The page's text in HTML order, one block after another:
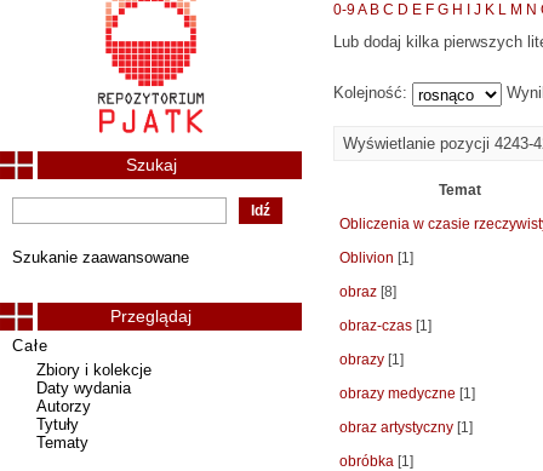
0-9A B C D E F G H J K L M N
Lub dodaj kilka pierwszych
Kolejność:
Wyświetlanie pozycji 4243-
Temat
Obliczenia w czasie
Oblivion [1]
obraz [8]
obraz-czas [1]
obrazy [1]
obrazy medyczne [1]
obraz artystyczny [1]
obróbka [1]
Szukaj
Szukanie zaawansowane
Przeglądaj
Całe
Zbiory i kolekcje
Daty wydania
Autorzy
Tytuły
Tematy